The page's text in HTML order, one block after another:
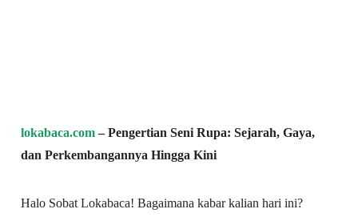
lokabaca.com– Pengertian Seni Rupa: Sejarah, Gaya,
dan Perkembangannya Hingga Kini
Halo Sobat Lokabaca! Bagaimana kabar kalian hari ini?